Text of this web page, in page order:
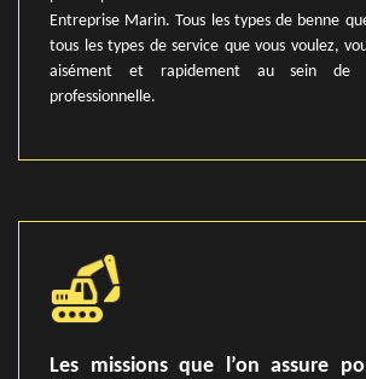
Entreprise Marin. Tous les types de benne
tous les types de service que vous voulez,
aisément et rapidement au sein de
professionnelle.
Les missions que l’on assure